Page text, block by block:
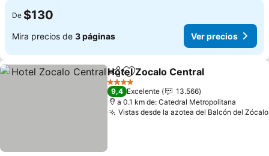
De $130
Mira precios de 3 páginas Ver precios
CompartirAgregar a favoritos
Hotel Zocalo Central
4 Estrellas
9,4 Excelente
13.566
a 0.1 km de: Catedral Metropolitana
Vistas desde la azotea del Balcón del Zócalo